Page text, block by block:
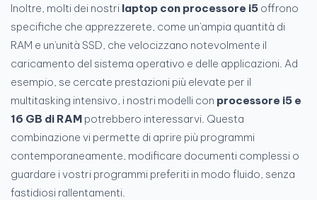
Inoltre, molti dei nostri laptop con processore i5 offrono
specifiche che apprezzerete, come un'ampia quantità di
RAM e un'unità SSD, che velocizzano notevolmente il
caricamento del sistema operativo e delle applicazioni. Ad
esempio, se cercate prestazioni più elevate per il
multitasking intensivo, i nostri modelli con processore i5 e
16 GB di RAM potrebbero interessarvi. Questa
combinazione vi permette di aprire più programmi
contemporaneamente, modificare documenti complessi o
guardare i vostri programmi preferiti in modo fluido, senza
fastidiosi rallentamenti.